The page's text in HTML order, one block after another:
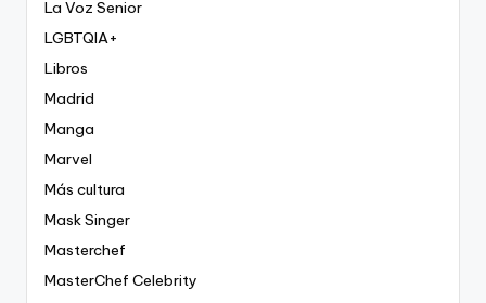
La Voz Senior
LGBTQIA+
Libros
Madrid
Manga
Marvel
Más cultura
Mask Singer
Masterchef
MasterChef Celebrity